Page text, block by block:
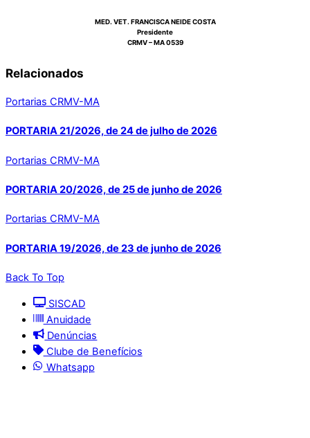
MED. VET. FRANCISCA NEIDE COSTA
Presidente
CRMV – MA 0539
Relacionados
Portarias CRMV-MA
PORTARIA 21/2026, de 24 de julho de 2026
Portarias CRMV-MA
PORTARIA 20/2026, de 25 de junho de 2026
Portarias CRMV-MA
PORTARIA 19/2026, de 23 de junho de 2026
Back To Top
SISCAD
Anuidade
Denúncias
Clube de Benefícios
Whatsapp